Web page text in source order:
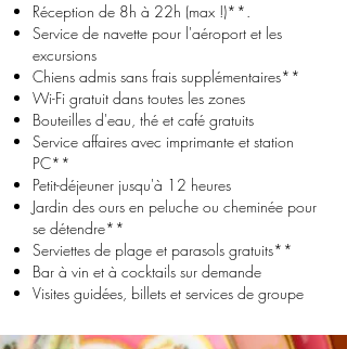
Réception de 8h à 22h (max !)**.
Service de navette pour l'aéroport et les
excursions
Chiens admis sans frais supplémentaires**
Wi-Fi gratuit dans toutes les zones
Bouteilles d'eau, thé et café gratuits
Service affaires avec imprimante et station
PC**
Petit-déjeuner jusqu'à 12 heures
Jardin des ours en peluche ou cheminée pour
se détendre**
Serviettes de plage et parasols gratuits**
Bar à vin et à cocktails sur demande
Visites guidées, billets et services de groupe